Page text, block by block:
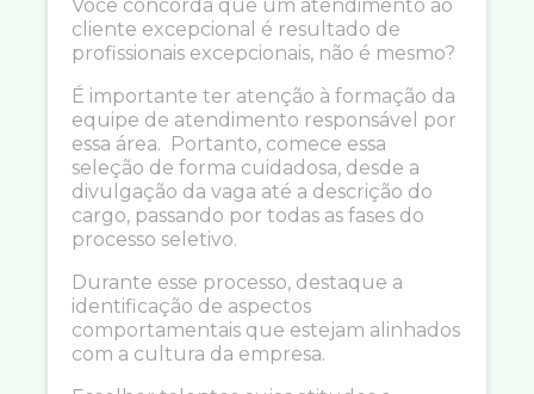
Você concorda que um atendimento ao
cliente excepcional é resultado de
profissionais excepcionais, não é mesmo?
É importante ter atenção à formação da
equipe de atendimento responsável por
essa área. Portanto, comece essa
seleção de forma cuidadosa, desde a
divulgação da vaga até a descrição do
cargo, passando por todas as fases do
processo seletivo.
Durante esse processo, destaque a
identificação de aspectos
comportamentais que estejam alinhados
com a cultura da empresa.